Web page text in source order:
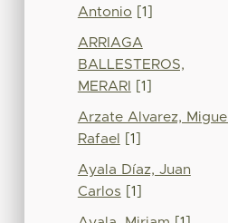
Antonio [1]
ARRIAGA
BALLESTEROS,
MERARI
[1]
Arzate Alvarez, Miguel
Rafael
[1]
Ayala Díaz, Juan
Carlos [1]